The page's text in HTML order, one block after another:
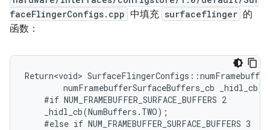
faceFlingerConfigs.cpp 中填充 surfaceflinger 的
函数：
Return<void>
numFramebufferSurfaceBuffers_cb _hidl_cb)
    #if NUM_FRAMEBUFFER_SURFACE_BUFFERS 2
    _hidl_cb(NumBuffers.TWO);
    #else if NUM_FRAMEBUFFER_SURFACE_BUFFERS 3